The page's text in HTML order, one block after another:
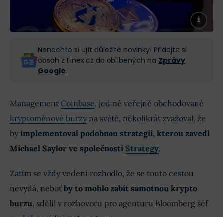
Nenechte si ujít důležité novinky! Přidejte si
obsah z Finex.cz do oblíbených na Zprávy
Google.
Management Coinbase, jediné veřejně obchodované
kryptoměnové burzy na světě, několikrát zvažoval, že
by implementoval podobnou strategii, kterou zavedl
Michael Saylor ve společnosti Strategy.
Zatím se vždy vedení rozhodlo, že se touto cestou
nevydá, neboť by to mohlo zabít samotnou krypto
burzu, sdělil v rozhovoru pro agenturu Bloomberg šéf